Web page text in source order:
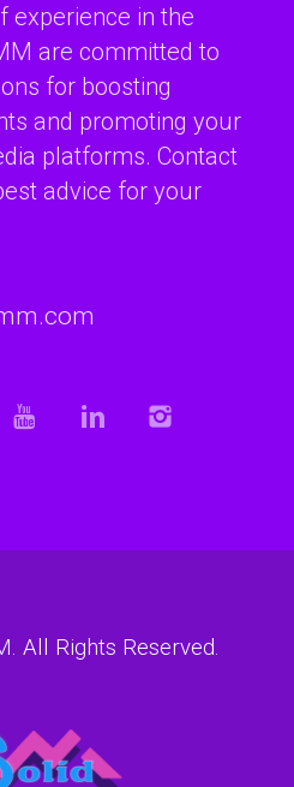
experience in the
are committed to
for boosting
and promoting your
platforms. Contact
advice for your
. All Rights Reserved.